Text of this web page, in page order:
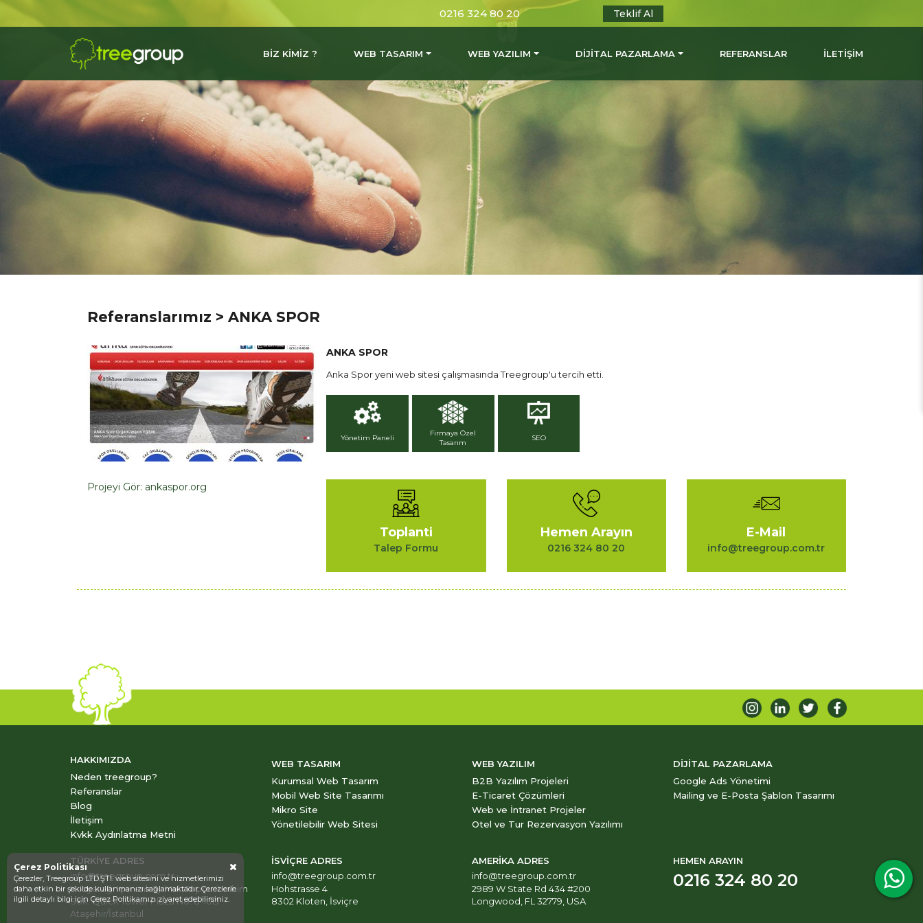
0216 324 80 20 Teklif Al
BİZ KİMİZ ? WEB TASARIM WEB YAZILIM DİJİTAL PAZARLAMA REFERANSLAR İLETİŞİM
Referanslarımız > ANKA SPOR
Projeyi Gör: ankaspor.org
ANKA SPOR
Anka Spor yeni web sitesi çalışmasında Treegroup'u tercih etti.
Yönetim Paneli
Firmaya Özel
Tasarım
SEO
Toplanti
Talep Formu
Hemen Arayın
0216 324 80 20
E-Mail
info@treegroup.com.tr
HAKKIMIZDA
Neden treegroup?
Referanslar
Blog
İletişim
Kvkk Aydınlatma Metni
WEB TASARIM
Kurumsal Web Tasarım
Mobil Web Site Tasarımı
Mikro Site
Yönetilebilir Web Sitesi
WEB YAZILIM
B2B Yazılım Projeleri
E-Ticaret Çözümleri
Web ve İntranet Projeler
Otel ve Tur Rezervasyon Yazılımı
DİJİTAL PAZARLAMA
Google Ads Yönetimi
Mailing ve E-Posta Şablon Tasarımı
TÜRKİYE ADRES
info@treegroup.com.tr
Kozyatağı Içerenköy Mah Topçu Ibrahim
Sok. Quick Tower Plaza No: 8-10D
Ataşehir/İstanbul
İSVİÇRE ADRES
info@treegroup.com.tr
Hohstrasse 4
8302 Kloten, İsviçre
AMERİKA ADRES
info@treegroup.com.tr
2989 W State Rd 434 #200
Longwood, FL 32779, USA
HEMEN ARAYIN
0216 324 80 20
Çerez Politikası
Çerezler, Treegroup LTD.ŞTİ. web sitesini ve hizmetlerimizi
daha etkin bir şekilde kullanmanızı sağlamaktadır. Çerezlerle
ilgili detaylı bilgi için Çerez Politikamızıziyaret edebilirsiniz.